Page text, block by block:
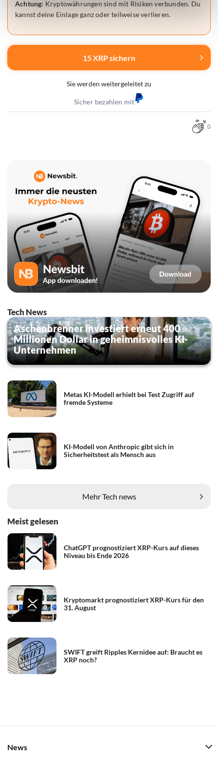
Achtung: Kryptowährungen sind mit Risiken verbunden. Du
kannst deine Einlage ganz oder teilweise verlieren.
15 XRP sichern
Sie werden weitergeleitet zu
Sicher bezahlen mit
0
Tech News
Aschenbrenner investiert erneut 400
Millionen Dollar in geheimnisvolles KI-
Unternehmen
Metas KI-Modell erhielt bei Test Zugriff auf
fremde Systeme
KI-Modell von Anthropic gibt sich in
Sicherheitstest als Mensch aus
Mehr Tech news
Meist gelesen
ChatGPT prognostiziert XRP-Kurs auf dieses
Niveau bis Ende 2026
Kryptomarkt prognostiziert XRP-Kurs für den
31. August
SWIFT greift Ripples Kernidee auf: Braucht es
XRP noch?
News